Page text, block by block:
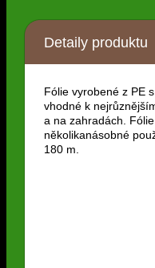
Detaily produktu
Fólie vyrobené z PE
vhodné k
a na zahradách.
několikanásobné
180 m.